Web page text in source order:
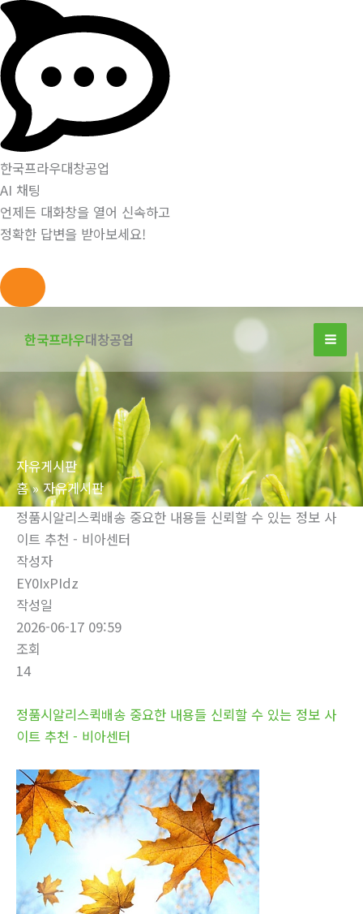
한국프라우대창공업
AI 채팅
언제든 대화창을 열어 신속하고
정확한 답변을 받아보세요!
너
뛰
기
한국프라우대창공업
자유게시판
홈
자유게시판
정품시알리스퀵배송 중요한 내용들 신뢰할 수 있는 정보 사
이트 추천 - 비아센터
작성자
EY0IxPIdz
작성일
2026-06-17 09:59
조회
14
정품시알리스퀵배송 중요한 내용들 신뢰할 수 있는 정보 사
이트 추천 - 비아센터